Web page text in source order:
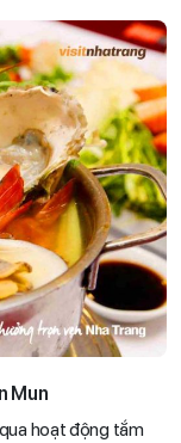
Mun
hoạt động tắm